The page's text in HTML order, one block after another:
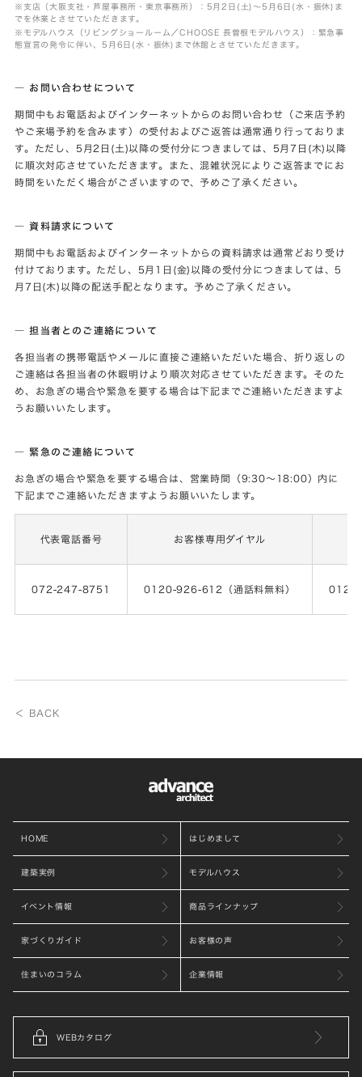
※支店（大阪支社・芦屋事務所・東京事務所）：5月2日(土)～5月6日(水・振休)ま
でを休業とさせていただきます。
※モデルハウス（リビングショールーム／CHOOSE 長曽根モデルハウス）：緊急事
態宣言の発令に伴い、5月6日(水・振休)まで休館とさせていただきます。
― お問い合わせについて
期間中もお電話およびインターネットからのお問い合わせ（ご来店予約
やご来場予約を含みます）の受付およびご返答は通常通り行っておりま
す。ただし、5月2日(土)以降の受付分につきましては、5月7日(木)以降
に順次対応させていただきます。また、混雑状況によりご返答までにお
時間をいただく場合がございますので、予めご了承ください。
― 資料請求について
期間中もお電話およびインターネットからの資料請求は通常どおり受け
付けております。ただし、5月1日(金)以降の受付分につきましては、5
月7日(木)以降の配送手配となります。予めご了承ください。
― 担当者とのご連絡について
各担当者の携帯電話やメールに直接ご連絡いただいた場合、折り返しの
ご連絡は各担当者の休暇明けより順次対応させていただきます。そのた
め、お急ぎの場合や緊急を要する場合は下記までご連絡いただきますよ
うお願いいたします。
― 緊急のご連絡 について
お急ぎの場合や緊急を要する場合は、営業時間（9:30～18:00）内に
下記までご連絡いただきますようお願いいたします。
代表電話番号 お客様専用ダイヤル
072-247-8751 0120-926-612（通話料無料） 0120-
＜ BACK
HOME はじめまして
建築実例 モデルハウス
イベント情報 商品ラインナップ
家づくりガイド お客様の声
住まいのコラム 企業情報
WEBカタログ